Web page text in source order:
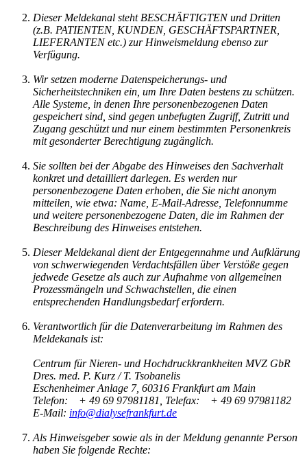
Dieser Meldekanal steht BESCHÄFTIGTEN und Dritten
(z.B. PATIENTEN, KUNDEN, GESCHÄFTSPARTNER,
LIEFERANTEN etc.) zur Hinweismeldung ebenso zur
Verfügung.
Wir setzen moderne Datenspeicherungs- und
Sicherheitstechniken ein, um Ihre Daten bestens zu schützen.
Alle Systeme, in denen Ihre personenbezogenen Daten
gespeichert sind, sind gegen unbefugten Zugriff, Zutritt und
Zugang geschützt und nur einem bestimmten Personenkreis
mit gesonderter Berechtigung zugänglich.
Sie sollten bei der Abgabe des Hinweises den Sachverhalt
konkret und detailliert darlegen. Es werden nur
personenbezogene Daten erhoben, die Sie nicht anonym
mitteilen, wie etwa: Name, E-Mail-Adresse, Telefonnumme
und weitere personenbezogene Daten, die im Rahmen der
Beschreibung des Hinweises entstehen.
Dieser Meldekanal dient der Entgegennahme und Aufklärung
von schwerwiegenden Verdachtsfällen über Verstöße gegen
jedwede Gesetze als auch zur Aufnahme von allgemeinen
Prozessmängeln und Schwachstellen, die einen
entsprechenden Handlungsbedarf erfordern.
Verantwortlich für die Datenverarbeitung im Rahmen des
Meldekanals ist:
Centrum für Nieren- und Hochdruckkrankheiten MVZ GbR
Dres. med. P. Kurz / T. Tsobanelis
Eschenheimer Anlage 7, 60316 Frankfurt am Main
Telefon: + 49 69 97981181, Telefax: + 49 69 97981182
E-Mail: info@dialysefrankfurt.de
Als Hinweisgeber sowie als in der Meldung genannte Person
haben Sie folgende Rechte: